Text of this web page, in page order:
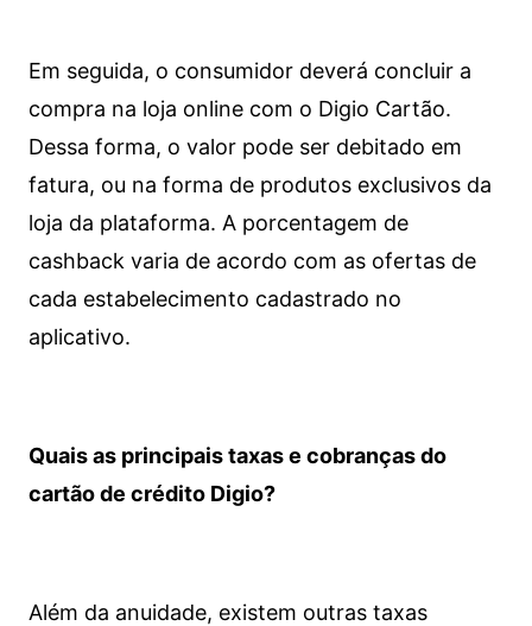
Em seguida, o consumidor deverá concluir a
compra na loja online com o Digio Cartão.
Dessa forma, o valor pode ser debitado em
fatura, ou na forma de produtos exclusivos da
loja da plataforma. A porcentagem de
cashback varia de acordo com as ofertas de
cada estabelecimento cadastrado no
aplicativo.
Quais as principais taxas e cobranças do
cartão de crédito Digio?
Além da anuidade, existem outras taxas